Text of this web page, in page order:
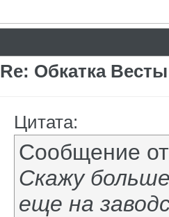
Re: Обкатка Весты
Цитата:
Сообщение
Скажу
еще на